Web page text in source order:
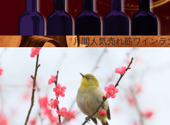
月間人気売れ筋ワインラ